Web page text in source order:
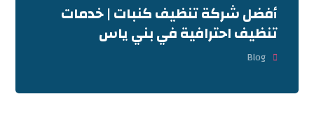
أفضل شركة تنظيف كنبات | خدمات
تنظيف احترافية في بني ياس
Blog